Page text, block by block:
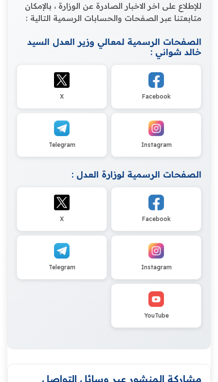
للإطلاع على اخر الاخبار الصادرة عن الوزارة ، بالإمكان
متابعتنا عبر الصفحات والحسابات الرسمية التالية :
الصفحات الرسمية لمعالي وزير العدل السيد
خالد شواني :
Facebook
X
Instagram
Telegram
الصفحات الرسمية لوزارة العدل :
Facebook
X
Instagram
Telegram
YouTube
مشاركة المنشور عبر وسائل التواصل